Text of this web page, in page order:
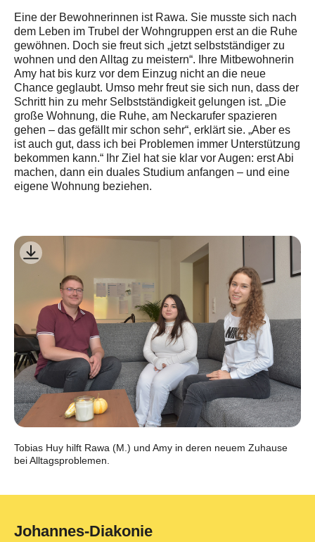
Eine der Bewohnerinnen ist Rawa. Sie musste sich nach
dem Leben im Trubel der Wohngruppen erst an die Ruhe
gewöhnen. Doch sie freut sich „jetzt selbstständiger zu
wohnen und den Alltag zu meistern“. Ihre Mitbewohnerin
Amy hat bis kurz vor dem Einzug nicht an die neue
Chance geglaubt. Umso mehr freut sie sich nun, dass der
Schritt hin zu mehr Selbstständigkeit gelungen ist. „Die
große Wohnung, die Ruhe, am Neckarufer spazieren
gehen – das gefällt mir schon sehr“, erklärt sie. „Aber es
ist auch gut, dass ich bei Problemen immer Unterstützung
bekommen kann.“ Ihr Ziel hat sie klar vor Augen: erst Abi
machen, dann ein duales Studium anfangen – und eine
eigene Wohnung beziehen.
Tobias Huy hilft Rawa (M.) und Amy in deren neuem Zuhause
bei Alltagsproblemen.
Johannes-Diakonie